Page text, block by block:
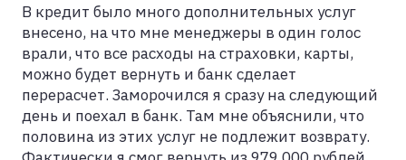
В кредит было много дополнительных услуг
внесено, на что мне менеджеры в один голос
врали, что все расходы на страховки, карты,
можно будет вернуть и банк сделает
перерасчет. Заморочился я сразу на следующий
день и поехал в банк. Там мне объяснили, что
половина из этих услуг не подлежит возврату.